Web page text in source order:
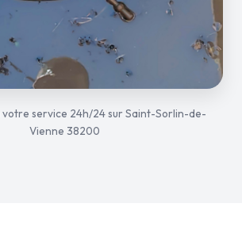
votre service 24h/24 sur Saint-Sorlin-de-
Vienne 38200